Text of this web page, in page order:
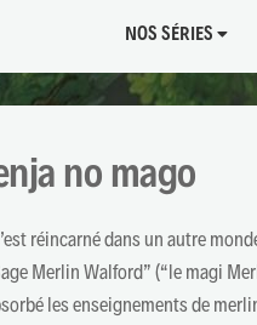
NOS SÉRIES
no mago
réincarné dans un autre
Merlin Walford” (“le magi
les enseignements de